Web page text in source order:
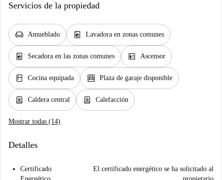
Servicios de la propiedad
chair Amueblado local_laundry_service Lavadora en zonas comunes
local_laundry_service Secadora en las zonas comunes elevator Ascensor
kitchen Cocina equipada garage Plaza de garaje disponible
water_heater Caldera central water_heater Calefacción
Mostrar todas (14)
Detalles
Certificado
El certificado energético se ha solicitado al